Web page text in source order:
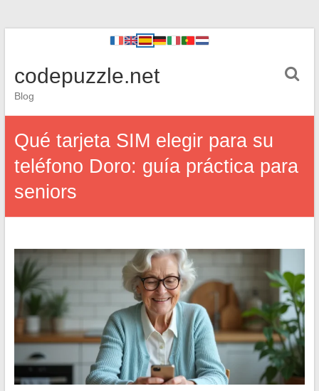
codepuzzle.net
Blog
Qué tarjeta SIM elegir para su
teléfono Doro: guía práctica para
seniors